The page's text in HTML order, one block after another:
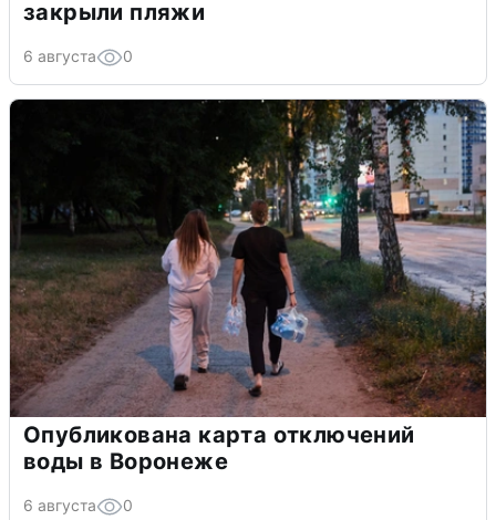
закрыли пляжи
6 августа 0
Опубликована карта отключений
воды в Воронеже
6 августа 0